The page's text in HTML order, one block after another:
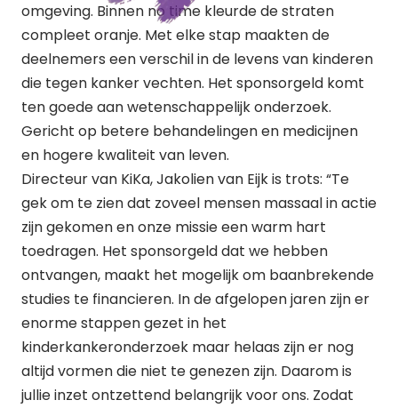
omgeving. Binnen no time kleurde de straten
compleet oranje. Met elke stap maakten de
deelnemers een verschil in de levens van kinderen
die tegen kanker vechten. Het sponsorgeld komt
ten goede aan wetenschappelijk onderzoek.
Gericht op betere behandelingen en medicijnen
en hogere kwaliteit van leven.
Directeur van KiKa, Jakolien van Eijk is trots: “Te
gek om te zien dat zoveel mensen massaal in actie
zijn gekomen en onze missie een warm hart
toedragen. Het sponsorgeld dat we hebben
ontvangen, maakt het mogelijk om baanbrekende
studies te financieren. In de afgelopen jaren zijn er
enorme stappen gezet in het
kinderkankeronderzoek maar helaas zijn er nog
altijd vormen die niet te genezen zijn. Daarom is
jullie inzet ontzettend belangrijk voor ons. Zodat